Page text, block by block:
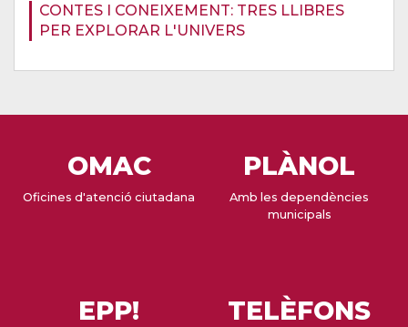
CONTES I CONEIXEMENT: TRES LLIBRES
PER EXPLORAR L'UNIVERS
OMAC
Oficines d'atenció ciutadana
PLÀNOL
Amb les dependències
municipals
EPP! TELÈFONS